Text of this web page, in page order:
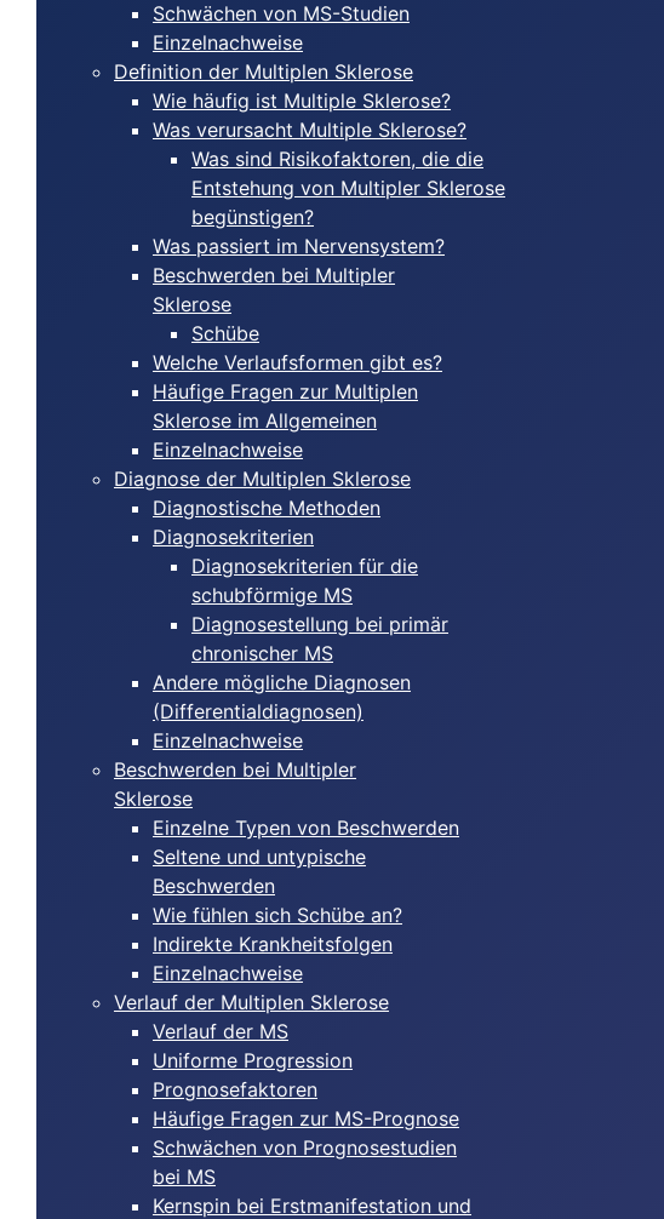
Schwächen von MS-Studien
Einzelnachweise
Definition der Multiplen Sklerose
Wie häufig ist Multiple Sklerose?
Was verursacht Multiple Sklerose?
Was sind Risikofaktoren, die die
Entstehung von Multipler Sklerose
begünstigen?
Was passiert im Nervensystem?
Beschwerden bei Multipler
Sklerose
Schübe
Welche Verlaufsformen gibt es?
Häufige Fragen zur Multiplen
Sklerose im Allgemeinen
Einzelnachweise
Diagnose der Multiplen Sklerose
Diagnostische Methoden
Diagnosekriterien
Diagnosekriterien für die
schubförmige MS
Diagnosestellung bei primär
chronischer MS
Andere mögliche Diagnosen
(Differentialdiagnosen)
Einzelnachweise
Beschwerden bei Multipler
Sklerose
Einzelne Typen von Beschwerden
Seltene und untypische
Beschwerden
Wie fühlen sich Schübe an?
Indirekte Krankheitsfolgen
Einzelnachweise
Verlauf der Multiplen Sklerose
Verlauf der MS
Uniforme Progression
Prognosefaktoren
Häufige Fragen zur MS-Prognose
Schwächen von Prognosestudien
bei MS
Kernspin bei Erstmanifestation und